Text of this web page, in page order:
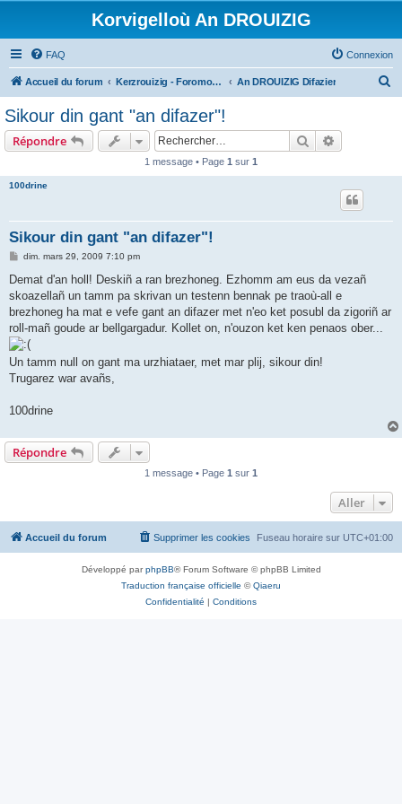
Korvigelloù An DROUIZIG
FAQ Connexion
Accueil du forum Kerzrouizig - Foromoù An Drouizig An DROUIZIG Difazier
Sikour din gant "an difazer"!
Répondre Rechercher
1 message • Page 1 sur 1
100drine
Sikour din gant "an difazer"!
M
s
a
g
dim. mars 29, 2009 7:10 pm
Demat d'an holl! Deskiñ a ran brezhoneg. Ezhomm am eus da vezañ
skoazellañ un tamm pa skrivan un testenn bennak pe traoù-all e
brezhoneg ha mat e vefe gant an difazer met n'eo ket posubl da zigoriñ ar
roll-mañ goude ar bellgargadur. Kollet on, n'ouzon ket ken penaos ober...
Un tamm null on gant ma urzhiataer, met mar plij, sikour din!
Trugarez war avañs,
100drine
Répondre
1 message • Page 1 sur 1
Aller
Accueil du forum Fuseau horaire sur UTC+01:00
Supprimer les cookies
Développé parphpBB® Forum Software © phpBB Limited
Traduction française officielle ©Qiaeru
Confidentialité | Conditions